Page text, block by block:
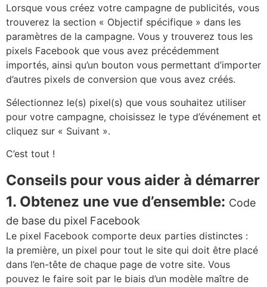
Lorsque vous créez votre campagne de publicités, vous
trouverez la section « Objectif spécifique » dans les
paramètres de la campagne. Vous y trouverez tous les
pixels Facebook que vous avez précédemment
importés, ainsi qu’un bouton vous permettant d’importer
d’autres pixels de conversion que vous avez créés.
Sélectionnez le(s) pixel(s) que vous souhaitez utiliser
pour votre campagne, choisissez le type d’événement et
cliquez sur « Suivant ».
C’est tout !
Conseils pour vous aider à démarrer
1. Obtenez une vue d’ensemble: Code
de base du pixel Facebook
Le pixel Facebook comporte deux parties distinctes :
la première, un pixel pour tout le site qui doit être placé
dans l’en-tête de chaque page de votre site. Vous
pouvez le faire soit par le biais d’un modèle maître de